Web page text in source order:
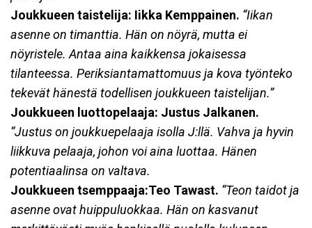
Joukkueen taistelija: Iikka Kemppainen. “Iikan
asenne on timanttia. Hän on nöyrä, mutta ei
nöyristele. Antaa aina kaikkensa jokaisessa
tilanteessa. Periksiantamattomuus ja kova työnteko
tekevät hänestä todellisen joukkueen taistelijan.”
Joukkueen luottopelaaja: Justus Jalkanen.
“Justus on joukkuepelaaja isolla J:llä. Vahva ja hyvin
liikkuva pelaaja, johon voi aina luottaa. Hänen
potentiaalinsa on valtava.
Joukkueen tsemppaaja:Teo Tawast. “Teon taidot ja
asenne ovat huippuluokkaa. Hän on kasvanut